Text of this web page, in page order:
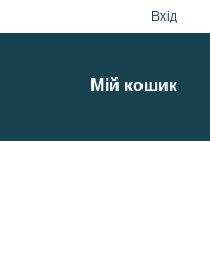
Вхід
Мій кошик